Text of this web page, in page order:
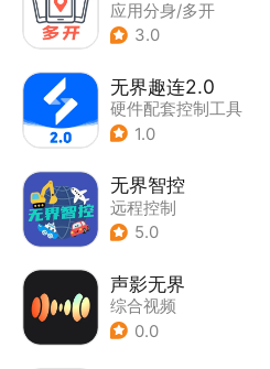
应用分身/多开
3.0
无界趣连2.0
硬件配套控制工具
1.0
无界智控
远程控制
5.0
声影无界
综合视频
0.0